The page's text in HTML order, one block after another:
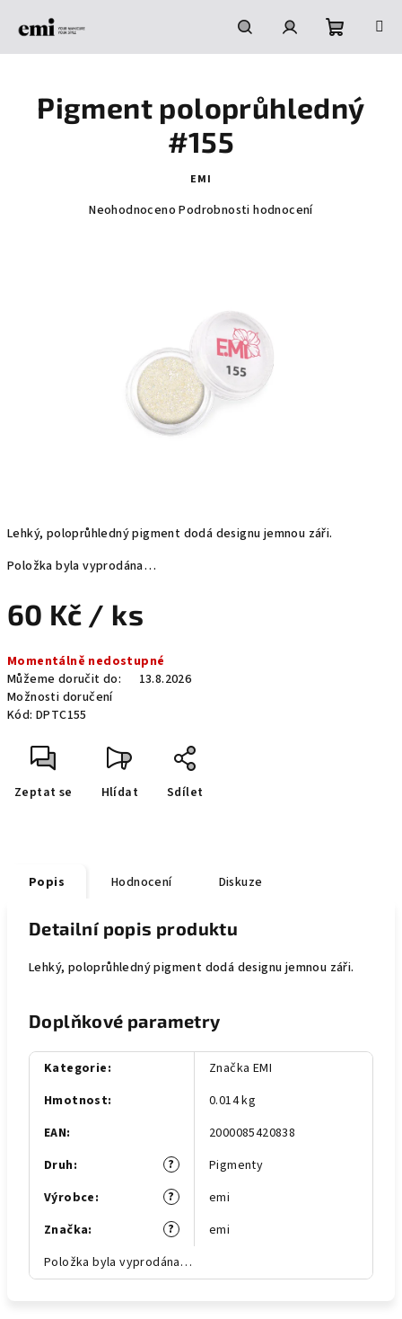
HledatPřihlášeníNákupní
košík
Lehký, poloprůhledný pigment dodá designu jemnou záři.
Položka byla vyprodána…
60 Kč / ks
cena:
Momentálně nedostupné
Můžeme doručit do:
13.8.2026
Možnosti doručení
Kód: DPTC155
Zeptat se Hlídat Sdílet
Pigment poloprůhledný
#155
EMI
Průměrné
Neohodnoceno Podrobnosti hodnocení
Popis Hodnocení Diskuze
Detailní popis produktu
Lehký, poloprůhledný pigment dodá designu jemnou záři.
Doplňkové parametry
Kategorie:
Značka EMI
Hmotnost:
0.014 kg
EAN:
2000085420838
?
Druh:
Pigmenty
?
Výrobce:
emi
?
Značka:
emi
Položka byla vyprodána…